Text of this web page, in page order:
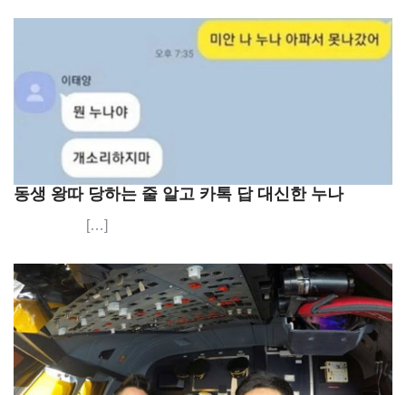
동생 왕따 당하는 줄 알고 카톡 답 대신한 누나
[…]